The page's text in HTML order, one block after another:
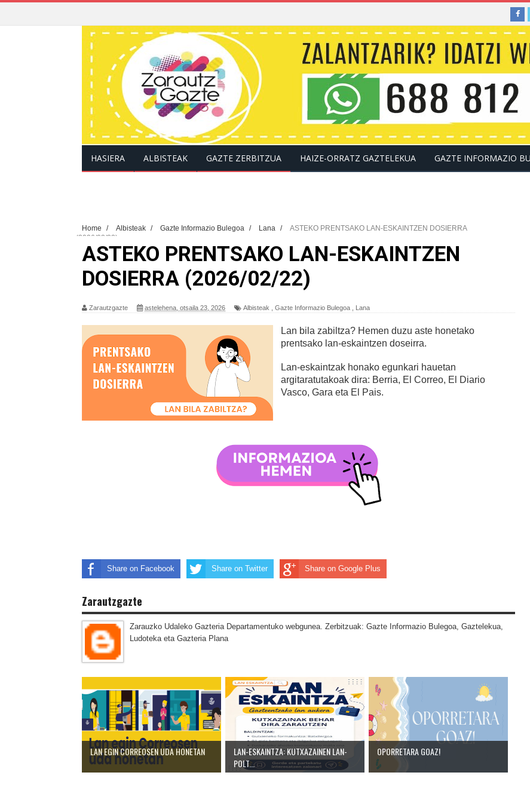
HASIERA ALBISTEAK GAZTE ZERBITZUA HAIZE-ORRATZ GAZTELEKUA GAZTE INFORMAZIO
Home / Albisteak / Gazte Informazio Bulegoa / Lana /
ASTEKO PRENTSAKO LAN-ESKAINTZEN DOSIERRA
(2026/02/22)
ASTEKO PRENTSAKO LAN-ESKAINTZEN
DOSIERRA (2026/02/22)
Zarautzgazte astelehena, otsaila 23, 2026 Albisteak Gazte Informazio Bulegoa Lana
Lan bila zabiltza? Hemen duzu aste honetako
prentsako lan-eskaintzen doseirra.
Lan-eskaintzak honako egunkari hauetan
argitaratutakoak dira: Berria, El Correo, El Diario
Vasco, Gara eta El Pais.
Share on Facebook Share on Twitter Share on Google Plus
Zarautzgazte
Zarauzko Udaleko Gazteria Departamentuko webgunea. Zerbitzuak: Gazte Informazio Bulegoa, Gaztelekua,
Ludoteka eta Gazteria Plana
LAN EGIN CORREOSEN UDA HONETAN
LAN-ESKAINTZA: KUTXAZAINEN LAN-
POLT...
OPORRETARA GOAZ!